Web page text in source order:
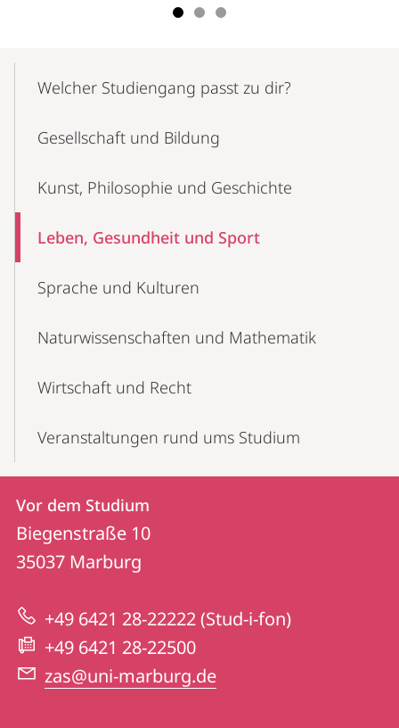
Mobile-
NavigationWelcher Studien­gang passt zu dir?
Gesellschaft und Bildung
Kunst, Philosophie und Geschichte
Leben, Gesundheit und Sport
Sprache und Kulturen
Naturwissenschaften und Mathematik
Wirtschaft und Recht
Veranstaltungen rund ums Studium
Kontakt
und
Informationen
zur
Website
Kontaktinformationen
Vor
dem
Vor dem Studium
Biegenstraße 10
35037 Marburg
+49 6421 28-22222 (Stud-i-fon)
+49 6421 28-22500
zas@uni-marburg.de